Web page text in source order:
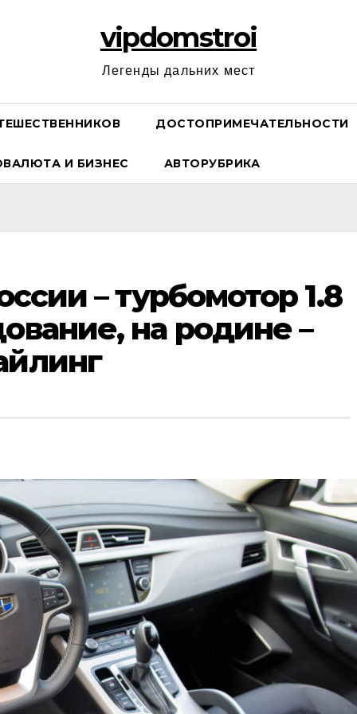
vipdomstroi
Легенды дальних мест
ДОСТОПРИМЕЧАТЕЛЬНОСТИ
И БИЗНЕС АВТОРУБРИКА
– турбомотор 1.8
на родине –